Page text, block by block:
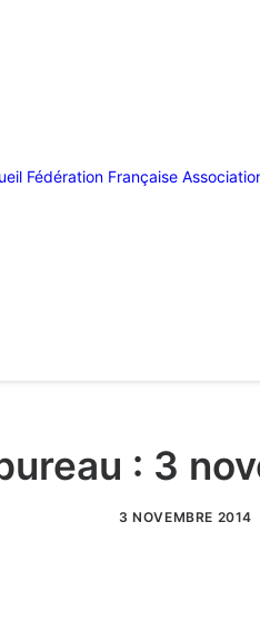
Fédération Française
: 3
3 NOVEMBRE 2014